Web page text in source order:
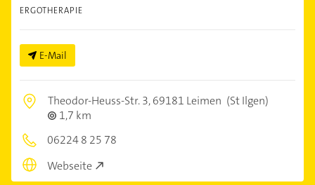
ERGOTHERAPIE
E-Mail
Theodor-Heuss-Str. 3,69181 Leimen (St Ilgen)
1,7 km
06224 8 25 78
Webseite